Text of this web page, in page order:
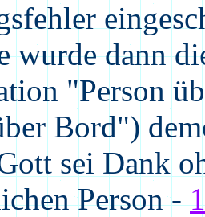
wurde dann
"Person
Bord")
sei Dank
Person -1